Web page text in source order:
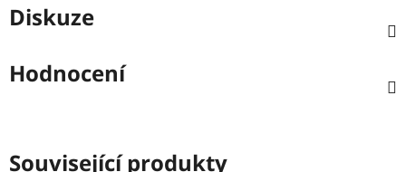
Diskuze
Hodnocení
Související produkty